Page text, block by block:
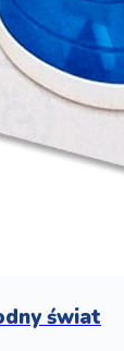
świat